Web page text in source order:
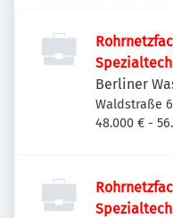
Berliner
Waldstraße
48.000 € -